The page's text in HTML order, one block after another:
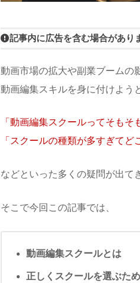
記事内に広告を含む場合があり
動画市場の拡大や副業ブームの
動画編集スキルを身に付けよう
「動画編集スクールってそもそ
「スクールの種類が多すぎて
などといった多くの疑問が出て
そこで今回この記事では、
動画編集スクールとは
正しくスクールを選ぶた